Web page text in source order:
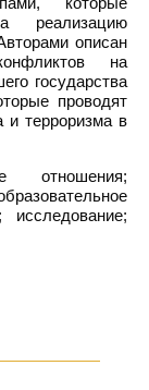
реализацию
описан
на
государства
проводят
и терроризма в
отношения;
исследование;